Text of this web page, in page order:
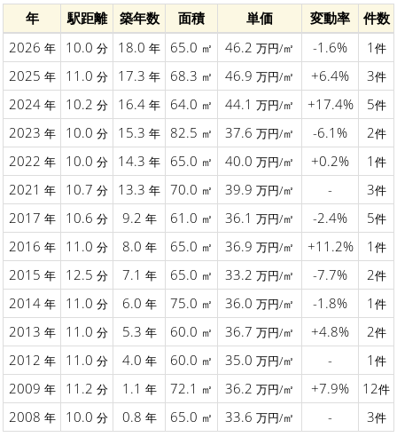
年 駅距離 築年数 面積 単価 変動率
件数
2026 年 10.0 分 18.0 年 65.0 ㎡ 46.2 万円/㎡ -1.6% 1 件
2025 年 11.0 分 17.3 年 68.3 ㎡ 46.9 万円/㎡ +6.4% 3件
2024 年 10.2 分 16.4 年 64.0 ㎡ 44.1 万円/㎡ +17.4% 5件
2023 年 10.0 分 15.3 年 82.5 ㎡ 37.6 万円/㎡ -6.1% 2件
2022 年 10.0 分 14.3 年 65.0 ㎡ 40.0 万円/㎡ +0.2% 1 件
2021 年 10.7 分 13.3 年 70.0 ㎡ 39.9 万円/㎡ - 3件
2017 年 10.6 分 9.2 年 61.0 ㎡ 36.1 万円/㎡ -2.4% 5件
2016 年 11.0 分 8.0 年 65.0 ㎡ 36.9 万円/㎡ +11.2% 1 件
2015 年 12.5 分 7.1 年 65.0 ㎡ 33.2 万円/㎡ -7.7% 2件
2014 年 11.0 分 6.0 年 75.0 ㎡ 36.0 万円/㎡ -1.8% 1 件
2013 年 11.0 分 5.3 年 60.0 ㎡ 36.7 万円/㎡ +4.8% 2件
2012 年 11.0 分 4.0 年 60.0 ㎡ 35.0 万円/㎡ - 1 件
2009 年 11.2 分 1.1 年 72.1 ㎡ 36.2 万円/㎡ +7.9% 12件
2008 年 10.0 分 0.8 年 65.0 ㎡ 33.6 万円/㎡ - 3件